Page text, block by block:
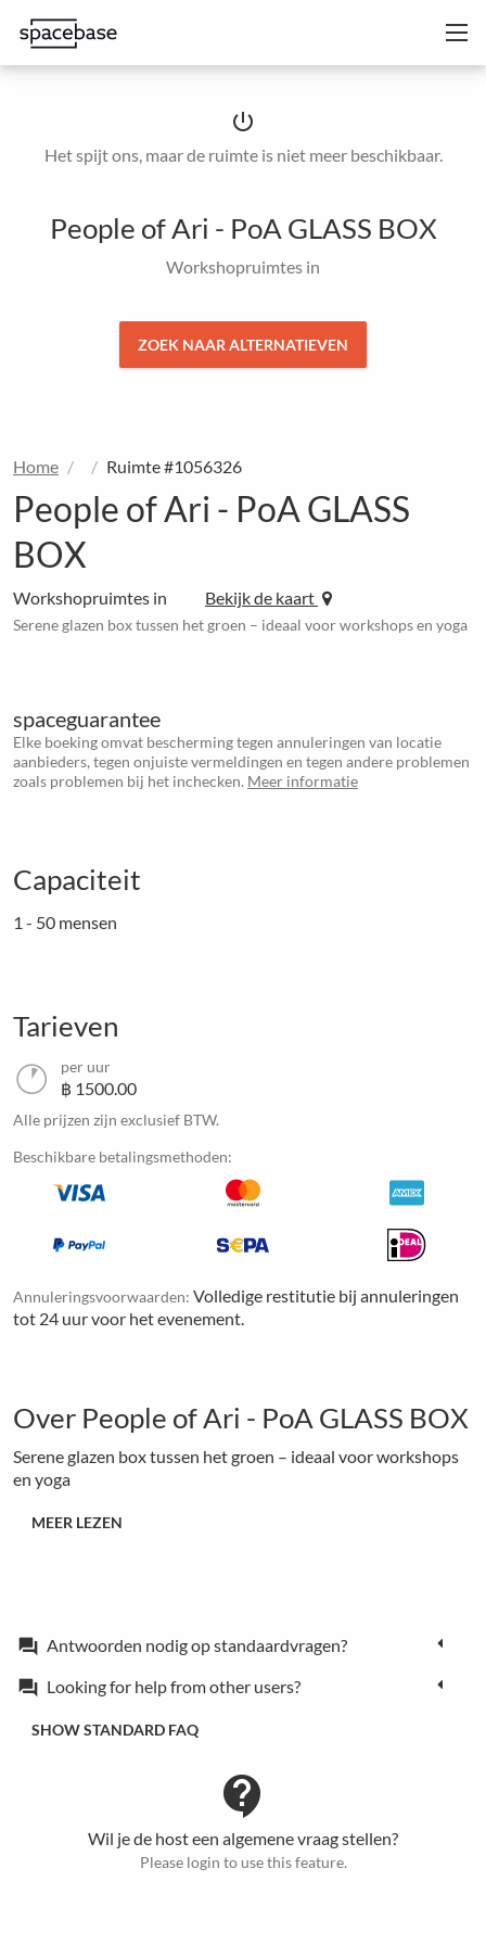
power_settings_new
Het spijt ons, maar de ruimte is niet meer beschikbaar.
People of Ari - PoA GLASS BOX
Workshopruimtes in
ZOEK NAAR ALTERNATIEVEN
Home Ruimte #1056326
People of Ari - PoA GLASS
BOX
Workshopruimtes in Bekijk de kaart
Serene glazen box tussen het groen – ideaal voor workshops en yoga
spaceguarantee
Elke boeking omvat bescherming tegen annuleringen van locatie
aanbieders, tegen onjuiste vermeldingen en tegen andere problemen
zoals problemen bij het inchecken. Meer informatie
Capaciteit
1 - 50 mensen
Tarieven
per uur
฿ 1500.00
Alle prijzen zijn exclusief BTW.
Beschikbare betalingsmethoden:
Annuleringsvoorwaarden: Volledige restitutie bij annuleringen
tot 24 uur voor het evenement.
Over People of Ari - PoA GLASS BOX
Serene glazen box tussen het groen – ideaal voor workshops
en yoga
MEER LEZEN
forum Antwoorden nodig op standaardvragen?
forum Looking for help from other users?
SHOW STANDARD FAQ
contact_support
Wil je de host een algemene vraag stellen?
Please login to use this feature.